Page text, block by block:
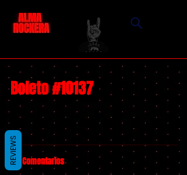
Boleto #10137
Comentarios
REVIEWS